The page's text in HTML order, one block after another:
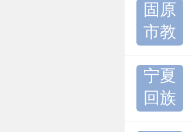
固原
市教
宁夏
回族